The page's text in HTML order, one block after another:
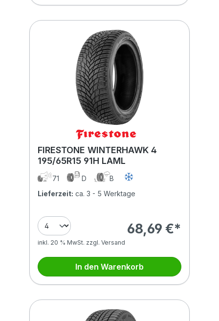
FIRESTONE WINTERHAWK 4
195/65R15 91H LAML
71 D
B
Lieferzeit: ca. 3 - 5 Werktage
68,69 €*
inkl. 20 % MwSt. zzgl. Versand
In den Warenkorb